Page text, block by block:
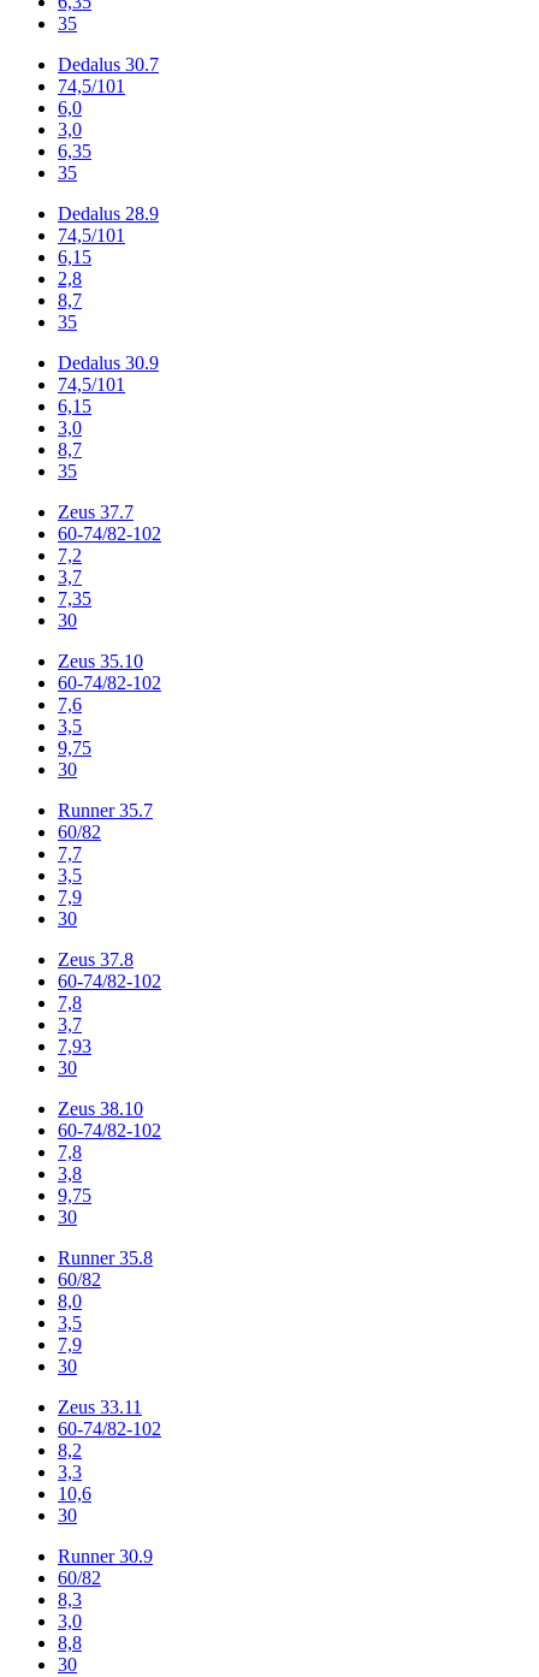
35
Dedalus 30.7
74,5/101
6,0
3,0
6,35
35
Dedalus 28.9
74,5/101
6,15
2,8
8,7
35
Dedalus 30.9
74,5/101
6,15
3,0
8,7
35
Zeus 37.7
60-74/82-102
7,2
3,7
7,35
30
Zeus 35.10
60-74/82-102
7,6
3,5
9,75
30
Runner 35.7
60/82
7,7
3,5
7,9
30
Zeus 37.8
60-74/82-102
7,8
3,7
7,93
30
Zeus 38.10
60-74/82-102
7,8
3,8
9,75
30
Runner 35.8
60/82
8,0
3,5
7,9
30
Zeus 33.11
60-74/82-102
8,2
3,3
10,6
30
Runner 30.9
60/82
8,3
3,0
8,8
30